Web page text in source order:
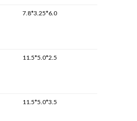
7.8*3.25*6.0
11.5*5.0*2.5
11.5*5.0*3.5